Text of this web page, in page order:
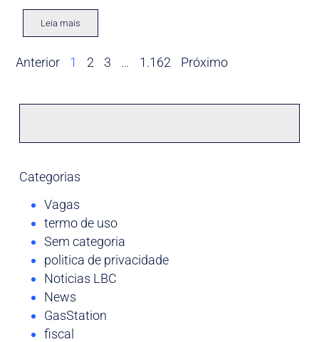
Leia mais
Anterior 1 2 3 … 1.162 Próximo
Categorias
Vagas
termo de uso
Sem categoria
politica de privacidade
Noticias LBC
News
GasStation
fiscal